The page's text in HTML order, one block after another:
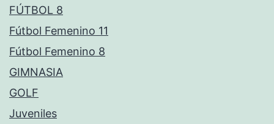
FÚTBOL 8
Fútbol Femenino 11
Fútbol Femenino 8
GIMNASIA
GOLF
Juveniles